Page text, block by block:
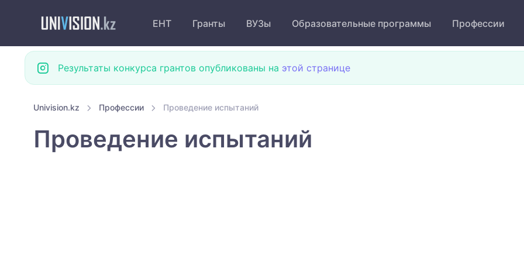
ЕНТ Гранты ВУЗы Образовательные программы Профессии
Результаты конкурса грантов опубликованы на этой странице
Univision.kz Профессии Проведение испытаний
Проведение испытаний